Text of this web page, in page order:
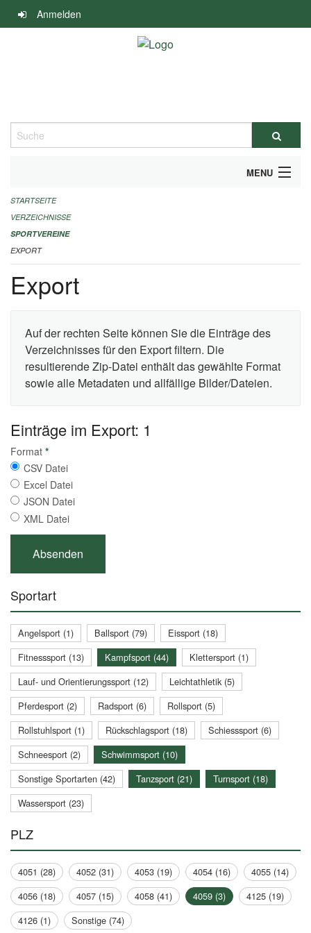
Navigation
überspringen
Anmelden
Suche
MENU
ALLGEMEINE INFORMATIONEN
FINANZIELLE UNTERSTÜTZUNG BENÖTIGT?
KONTAKT
STARTSEITE
VERZEICHNISSE
SPORTVEREINE
EXPORT
Export
Auf der rechten Seite können Sie die Einträge des
Verzeichnisses für den Export filtern. Die
resultierende Zip-Datei enthält das gewählte Format
sowie alle Metadaten und allfällige Bilder/Dateien.
Einträge im Export: 1
Format *
CSV Datei
Excel Datei
JSON Datei
XML Datei
Sportart
Angelsport (1) Ballsport (79)
Eissport (18)
Fitnesssport (13)
Kampfsport (44)
Klettersport (1)
Lauf- und Orientierungssport (12)
Leichtathletik (5)
Pferdesport (2)
Radsport (6)
Rollsport (5)
Rollstuhlsport (1)
Rückschlagsport (18)
Schiesssport (6)
Schneesport (2)
Schwimmsport (10)
Sonstige Sportarten (42)
Tanzsport (21)
Turnsport (18)
Wassersport (23)
PLZ
4051 (28) 4052 (31) 4053 (19) 4054 (16)
4055 (14)
4056 (18)
4057 (15) 4058 (41) 4059 (3)
4125 (19)
4126 (1)
Sonstige (74)